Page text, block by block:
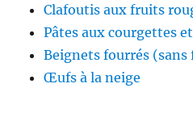
Clafoutis aux fruits
Pâtes aux courgettes
Beignets fourrés
Œufs à la neige